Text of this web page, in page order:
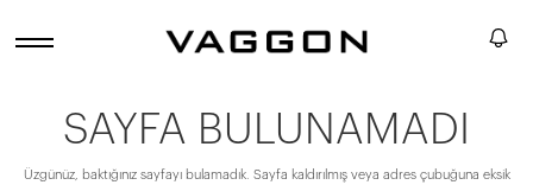
SAYFA BULUNAMADI
Üzgünüz, baktığınız sayfayı bulamadık. Sayfa kaldırılmış veya adres çubuğuna eksik